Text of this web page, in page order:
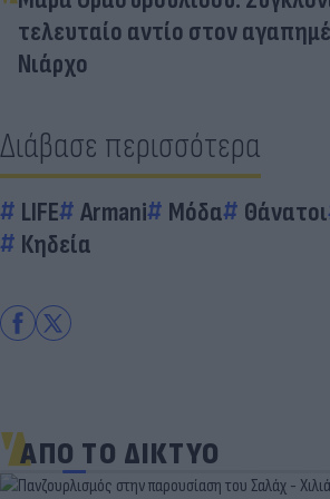
τελευταίο αντίο στον
Νιάρχο
Διάβασε περισσότερα
LIFE Armani Μόδα Θάνατοι
Κηδεία
ΑΠΟ ΤΟ ΔΙΚΤΥΟ